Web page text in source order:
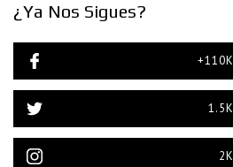
¿Ya Nos Sigues?
+110K
1.5K
2K